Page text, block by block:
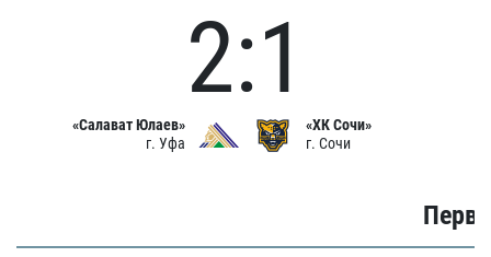
«Салават Юлаев»
г. Уфа
2:1
«ХК Сочи»
г. Сочи